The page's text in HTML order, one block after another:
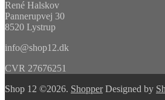
René Halskov
Pannerupvej 30
8520 Lystrup
info@shop12.dk
CVR 27676251
Shop 12 ©2026. ShopperDesigned by